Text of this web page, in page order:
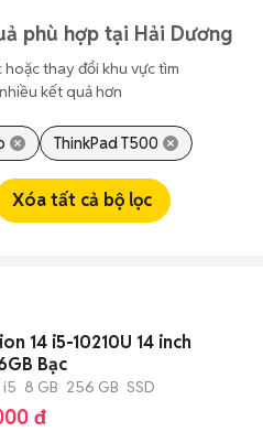
phù hợp tại Hải Dương
thay đổi khu vực tìm
kết quả hơn
ThinkPad T500
Xóa tất cả bộ lọc
14 i5-10210U 14 inch
Bạc
i5 8 GB 256 GB SSD
đ